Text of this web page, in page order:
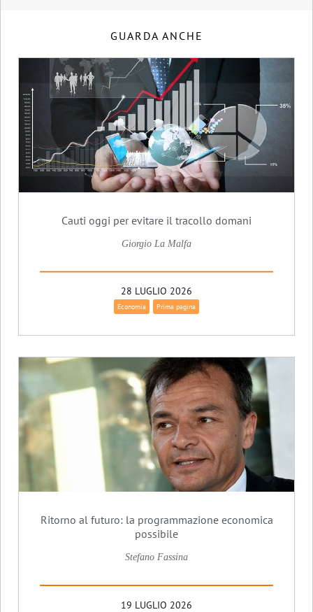
GUARDA ANCHE
Cauti oggi per evitare il tracollo domani
Giorgio La Malfa
28 LUGLIO 2026
Economia Prima pagina
Ritorno al futuro: la programmazione economica
possibile
Stefano Fassina
19 LUGLIO 2026